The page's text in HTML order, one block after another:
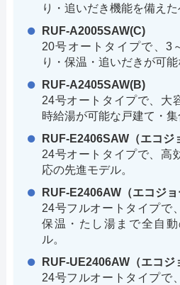
り・追いだき機能を備えた
RUF-A2005SAW(C)
20号オートタイプで、3
り・保温・追いだきが可能
RUF-A2405SAW(B)
24号オートタイプで、大
時給湯が可能な戸建て・集
RUF-E2406SAW（エコジ
24号オートタイプで、高
応の先進モデル。
RUF-E2406AW（エコジョ
24号フルオートタイプで
保温・たし湯まで全自
ル。
RUF-UE2406AW（エコジ
24号フルオートタイプで